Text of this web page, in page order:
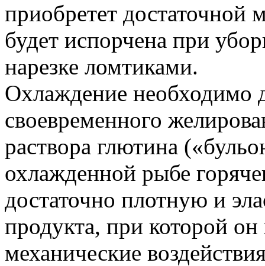
приобретет достаточной
будет испорчена при
нарезке ломтиками.
Охлаждение необходимо
своевременного
раствора глютина
охлажденной рыбе
достаточно плотную и
продукта, при которой
механические